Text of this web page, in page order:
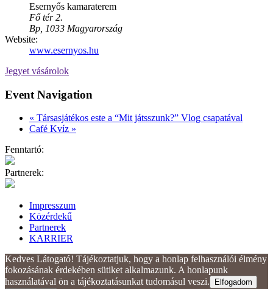
Esernyős kamaraterem
Fő tér 2.
Bp 1033 Magyarország
Website:
www.esernyos.hu
Jegyet vásárolok
Event Navigation
« Társasjátékos este a “Mit játsszunk?” Vlog csapatával
Café Kvíz »
Fenntartó:
Partnerek:
Impresszum
Közérdekű
Partnerek
KARRIER
Kedves Látogató! Tájékoztatjuk, hogy a honlap felhasználói élmény
fokozásának érdekében sütiket alkalmazunk. A honlapunk
használatával ön a tájékoztatásunkat tudomásul veszi.
Elfogadom